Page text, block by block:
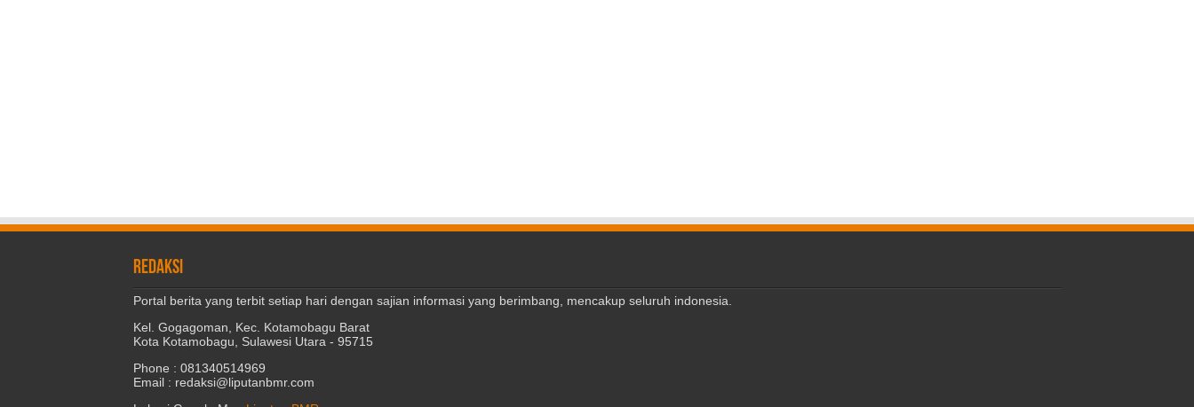
REDAKSI
Portal berita yang terbit setiap hari dengan sajian informasi yang berimbang, mencakup seluruh indonesia.
Kel. Gogagoman, Kec. Kotamobagu Barat
Kota Kotamobagu, Sulawesi Utara - 95715
Phone : 081340514969
Email : redaksi@liputanbmr.com